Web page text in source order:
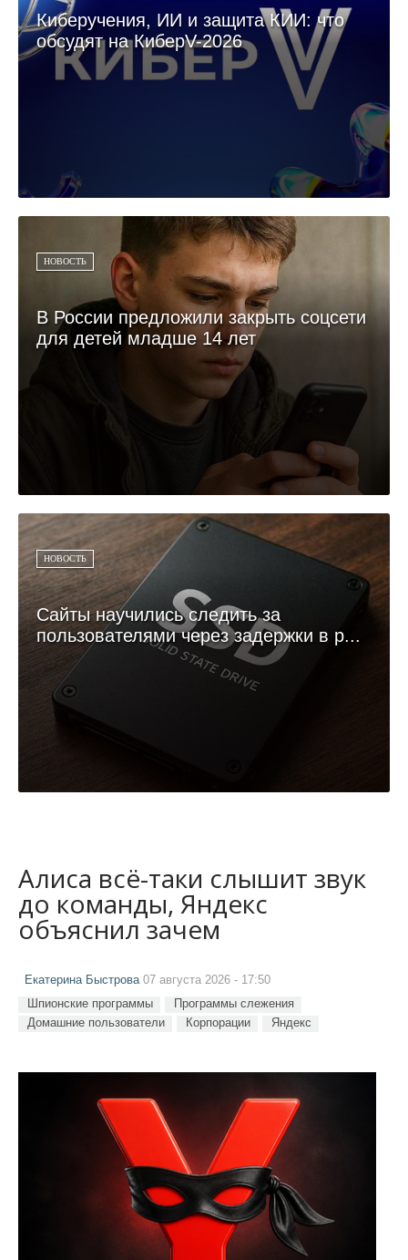
Киберучения, ИИ и защита КИИ: что
обсудят на КиберV-2026
НОВОСТЬ
В России предложили закрыть соцсети
для детей младше 14 лет
НОВОСТЬ
Сайты научились следить за
пользователями через задержки в р...
Алиса всё-таки слышит звук
до команды, Яндекс
объяснил зачем
Екатерина Быстрова07 августа 2026 - 17:50
Шпионские программы
Программы слежения
Домашние пользователи
Корпорации Яндекс